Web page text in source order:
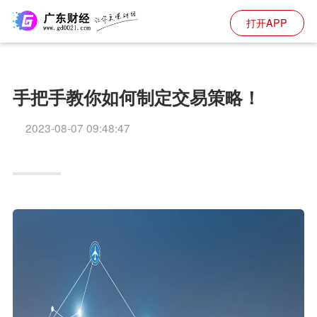
打开APP
手把手教你如何制定交易策略！
2023-08-07 09:48:47